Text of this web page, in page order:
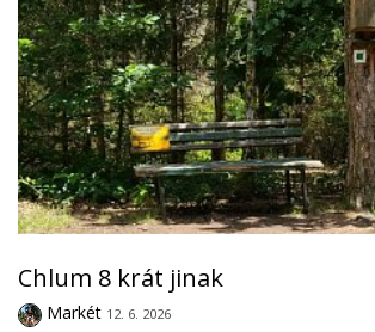
Chlum 8 krát jinak
Markét 12. 6. 2026